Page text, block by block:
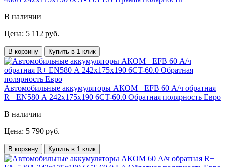
В наличии
Цена: 5 112 руб.
В корзину Купить в 1 клик
Автомобильные аккумуляторы АКОМ +EFB 60 А/ч обратная
R+ EN580 А 242x175x190 6CT-60.0 Обратная полярность Евро
В наличии
Цена: 5 790 руб.
В корзину Купить в 1 клик